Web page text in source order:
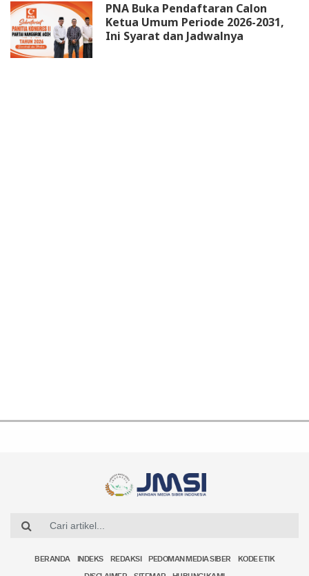
PNA Buka Pendaftaran Calon
Ketua Umum Periode 2026-2031,
Ini Syarat dan Jadwalnya
BERANDA INDEKS REDAKSI PEDOMAN MEDIA SIBER KODE ETIK